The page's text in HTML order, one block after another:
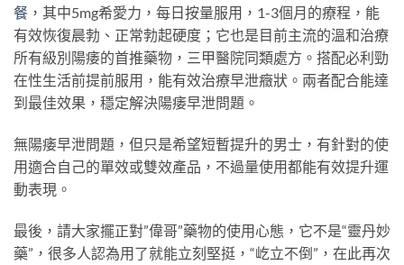
餐 ，其中5mg希愛力，每日按量服用，1-3個月的療程，能
有效恢復晨勃、正常勃起硬度；它也是目前主流的溫和治療
所有級別陽痿的首推藥物，三甲醫院同類處方。搭配必利勁
在性生活前提前服用，能有效治療早泄癥狀。兩者配合能達
到最佳效果，穩定解決陽痿早泄問題。
無陽痿早泄問題，但只是希望短暫提升的男士，有針對的使
用適合自己的單效或雙效產品，不過量使用都能有效提升運
動表現。
最後，請大家擺正對”偉哥”藥物的使用心態，它不是“靈丹妙
藥”，很多人認為用了就能立刻堅挺，“屹立不倒”，在此再次